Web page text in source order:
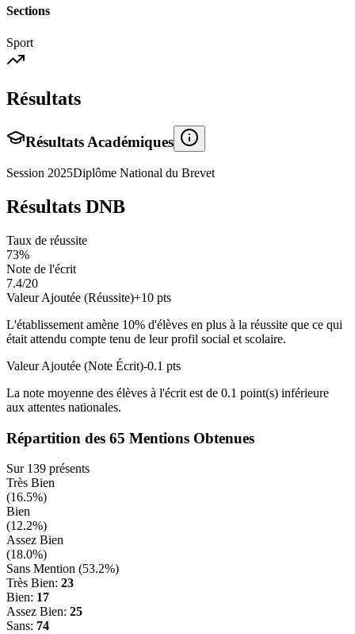
Sections
Sport
Résultats
Résultats Académiques
Session 2025Diplôme National du Brevet
Résultats DNB
Taux de réussite
73%
Note de l'écrit
7.4/20
Valeur Ajoutée (Réussite)+10 pts
L'établissement amène 10% d'élèves en plus à la réussite que ce qui
était attendu compte tenu de leur profil social et scolaire.
Valeur Ajoutée (Note Écrit)-0.1 pts
La note moyenne des élèves à l'écrit est de 0.1 point(s) inférieure
aux attentes nationales.
Répartition des 65 Mentions Obtenues
Sur 139 présents
Très Bien
(16.5%)
Bien
(12.2%)
Assez Bien
(18.0%)
Sans Mention (53.2%)
Très Bien: 23
Bien: 17
Assez Bien: 25
Sans: 74